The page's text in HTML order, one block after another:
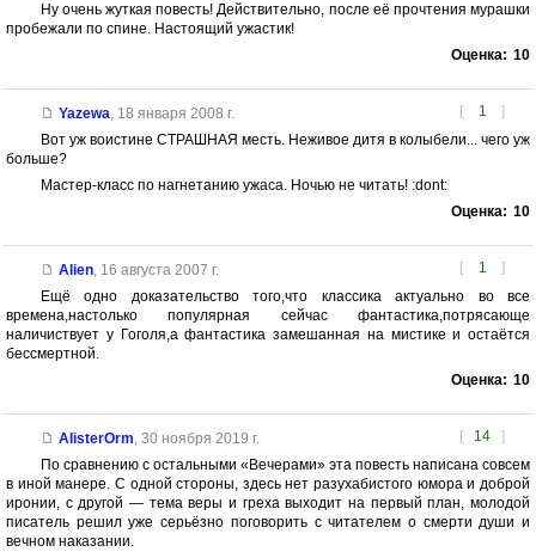
Ну очень жуткая повесть! Действительно, после её прочтения мурашки
пробежали по спине. Настоящий ужастик!
Оценка: 10
[ 1 ]
Yazewa, 18 января 2008 г.
Вот уж воистине СТРАШНАЯ месть. Неживое дитя в колыбели... чего уж
больше?
Мастер-класс по нагнетанию ужаса. Ночью не читать! :dont:
Оценка: 10
[ 1 ]
Alien, 16 августа 2007 г.
Ещё одно доказательство того,что классика актуально во все
времена,настолько популярная сейчас фантастика,потрясающе
наличиствует у Гоголя,а фантастика замешанная на мистике и остаётся
бессмертной.
Оценка: 10
[ 14 ]
AlisterOrm, 30 ноября 2019 г.
По сравнению с остальными «Вечерами» эта повесть написана совсем
в иной манере. С одной стороны, здесь нет разухабистого юмора и доброй
иронии, с другой — тема веры и греха выходит на первый план, молодой
писатель решил уже серьёзно поговорить с читателем о смерти души и
вечном наказании.